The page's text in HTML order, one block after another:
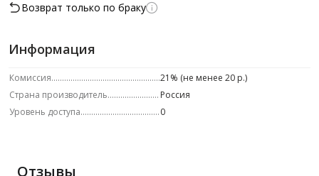
Возврат только по браку
Информация
Комиссия
21% (не менее 20 р.)
Страна производитель
Россия
Уровень доступа
0
Отзывы